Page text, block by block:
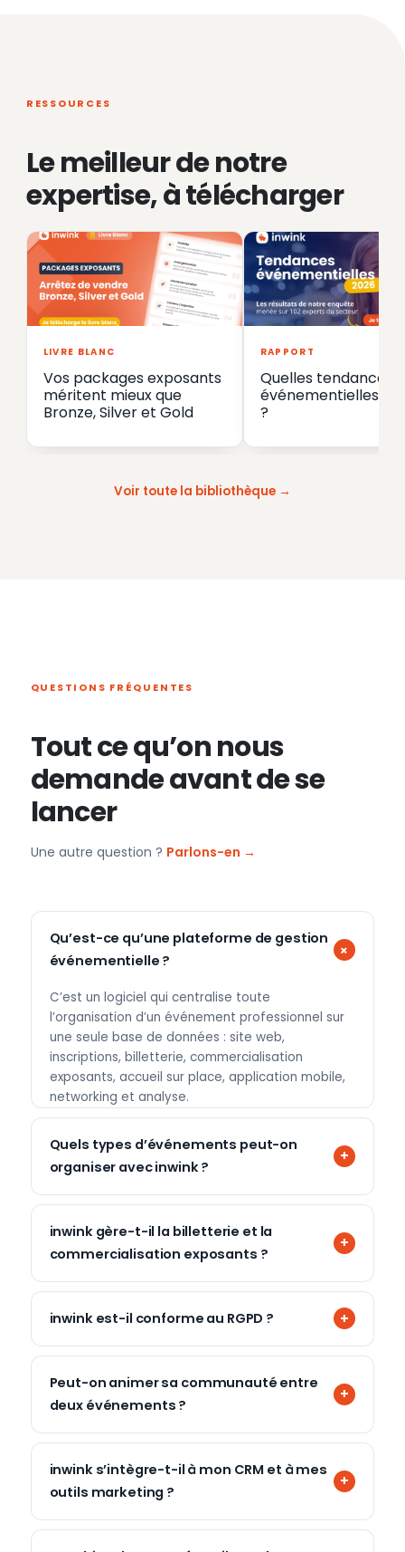
RESSOURCES
Le meilleur de notre
expertise, à télécharger
LIVRE BLANC
Vos packages exposants
méritent mieux que
Bronze, Silver et Gold
RAPPORT
Quelles tendances
événementielles en
?
Voir toute la bibliothèque
QUESTIONS FRÉQUENTES
Tout ce qu’on nous
demande avant de se
lancer
Une autre question ? Parlons-en →
Qu’est-ce qu’une plateforme de gestion
événementielle ?
C’est un logiciel qui centralise toute
l’organisation d’un événement professionnel sur
une seule base de données : site web,
inscriptions, billetterie, commercialisation
exposants, accueil sur place, application mobile,
networking et analyse.
Quels types d’événements peut-on
organiser avec inwink ?
inwink gère-t-il la billetterie et la
commercialisation exposants ?
inwink est-il conforme au RGPD ?
Peut-on animer sa communauté entre
deux événements ?
inwink s’intègre-t-il à mon CRM et à mes
outils marketing ?